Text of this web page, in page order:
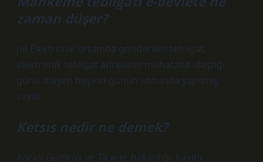
zaman düşer?
(6) Elektronik ortamda gönderilen tebligat,
elektronik tebligat adresinin muhataba ulaştığı
günü izleyen beşinci günün sonunda yapılmış
sayılır.
Ketsıs nedir ne demek?
Ancak Gümrük ve Ticaret Bakanlığı, Kayıtlı